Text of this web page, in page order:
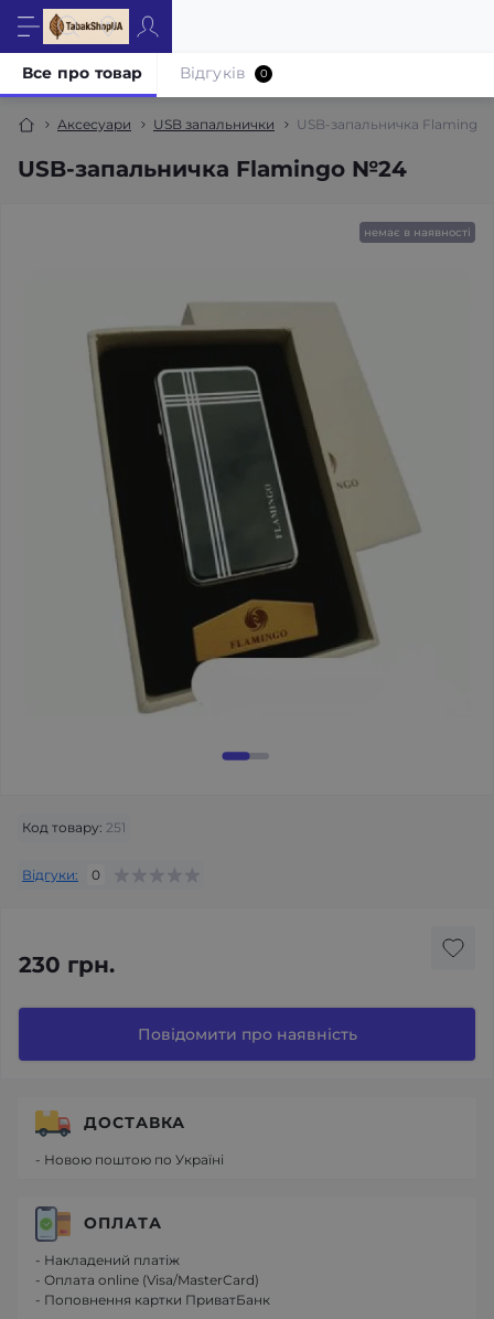
Аксесуари USB запальнички USB-запальничка
USB-запальничка Flamingo №24
Все про товар Відгуків 0
немає в наявності
Код товару: 251
Відгуки: 0
230 грн.
Повідомити про наявність
ДОСТАВКА
- Новою поштою по Україні
ОПЛАТА
- Накладений платіж
- Оплата online (Visa/MasterCard)
- Поповнення картки ПриватБанк